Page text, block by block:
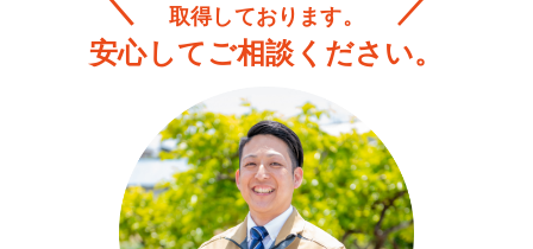
取得しております。
安心してご相談ください。